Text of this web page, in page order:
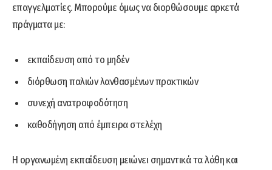
επαγγελματίες. Μπορούμε όμως να διορθώσουμε αρκετά
πράγματα με:
εκπαίδευση από το μηδέν
διόρθωση παλιών λανθασμένων πρακτικών
συνεχή ανατροφοδότηση
καθοδήγηση από έμπειρα στελέχη
Η οργανωμένη εκπαίδευση μειώνει σημαντικά τα λάθη και